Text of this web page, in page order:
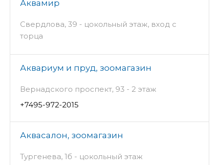
Аквамир
Свердлова, 39 - цокольный этаж, вход с
торца
Аквариум и пруд, зоомагазин
Вернадского проспект, 93 - 2 этаж
+7495-972-2015
Аквасалон, зоомагазин
Тургенева, 1б - цокольный этаж